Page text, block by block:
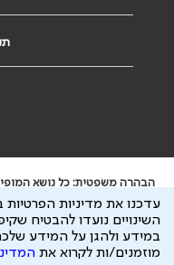
הבהרה משפטית: כל נושא
ייעוץ רפואי או משפטי. אין
ידוע לי שהר"י אוספת ושומרת
להיות מועבר לצדדים שלישיים,
עדכנו את מדיניות הפרטיות
השינויים נועדו להבטיח
במידע ולהגן על המידע
מוזמנים/ות לקרוא את